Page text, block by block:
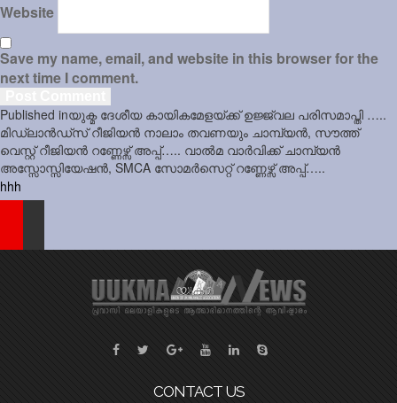
Website
Save my name, email, and website in this browser for the
next time I comment.
Post
navigation
Published inയുക്മ ദേശീയ കായികമേളയ്ക്ക് ഉജ്ജ്വല പരിസമാപ്തി …..
മിഡ്ലാൻഡ്സ് റീജിയൻ നാലാം തവണയും ചാമ്പ്യൻ, സൗത്ത്
വെസ്റ്റ് റീജിയൻ റണ്ണേഴ്സ് അപ്പ്….. വാൽമ വാർവിക്ക് ചാമ്പ്യൻ
അസ്സോസ്സിയേഷൻ, SMCA സോമർസെറ്റ് റണ്ണേഴ്സ് അപ്പ്…..
hhh
CONTACT US